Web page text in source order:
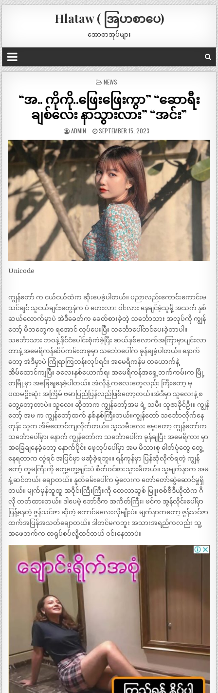
Hlataw ( အြပာစာပေ)
အောစာအုပ်များ
POSTED
NEWS
“အ.. ကိုကို..ဖြေးဖြေးကွာ” “ဆောရီး
ချစ်လေး နာသွားလား” “အင်း”
ADMIN SEPTEMBER 15, 2023
Unicode
ကျွန်တော် က ငယ်ငယ်ထဲက ဆိုးပေခဲ့ပါတယ်။ ပညာလည်းကောင်းကောင်းမ
သင်ချင် သူငယ်ချင်းတွေနဲက ပဲ ဟေးလား ဝါးလား နေချင်ခဲ့သူမို့ အသက် နှစ်
ဆယ်လောက်မှာပဲ အဲဒီခေတ်က ခေတ်စားခဲ့တဲ့ သင်္ဘောသား အလုပ်ကို ကျွန်
တော့် မိဘတွေက ရအောင် လုပ်ပေးပြီး သင်္ဘောပေါ်တင်ပေးခဲ့တာပါ။
သင်္ဘောသား ဘဝနဲ့ နိုင်ငံပေါင်းစုံကဲခဲ့ပြီး ဆယ်နှစ်လောက်အကြာမှာပျင်းလာ
တာနဲ့ အမေရိကန်ဆိပ်ကမ်းတခုမှာ သင်္ဘောပေါ်က ခုန်ချခဲ့ပါတယ်။ နောက်
တော့ အဲဒီမှာပဲ ကြုံရာကြဘန်းလုပ်ရင်း အမေရိကန်မ တယောက်နဲ့
အိမ်ထောင်ကျပြီး ခလေးနှစ်ယောက်ရ၊ အမေရိကန်အရှေ့ဘက်ကမ်းက မြို့
တမြို့မှာ အခြေချနေခဲ့ပါတယ်။ အဲလိုနဲ့ ကလေးတွေလည်း ကြီးတော့ မှ
ပထမဦးဆုံး အကြိမ် ဗမာပြည်ပြန်လည်ဖြစ်တော့တယ်။အဲဒီမှာ သူလေးနဲ့ စ
တွေ့တော့တာပဲ။ သူလေး ဆိုတာက ကျွန်တော့်အမ ရဲ့ သမီး သူဇာခိုင်ဦး။ ကျွန်
တော့် အမ က ကျွန်တော့်ထက် နှစ်နှစ်ကြီးတယ်။ကျွန်တော် သင်္ဘောလိုက်နေ
တုန်း သူက အိမ်ထောင်ကျလိုက်တယ်။ သူသမီးလေး မွေးတော့ ကျွန်တော်က
သင်္ဘောပေါ်မှာ၊ နောက် ကျွန်တော်က သင်္ဘောပေါ်က ခုန်ချပြီး အမေရိကား မှာ
အခြေချနေခဲ့တော့ နောက်ပိုင်း ဖေ့ဘုပ်ပေါ်မှာ အမ မိသားစု ဓါတ်ပုံတွေ တွေ့
နေရတာက လွဲရင် အပြင်မှာ မဆုံခဲ့ရဘူး။ ရန်ကုန်မှာ ပြန်ဆုံလိုက်ရတဲ့ ကျွန်
တော့် တူမကြီးကို တွေ့တွေ့ချင်းပဲ စိတ်ဝင်စားသွားမိတယ်။ သူမျက်နှာက အမ
နဲ့ ဆင်တယ်၊ ချောတယ်။ နူတ်ခမ်းပေါ်က မှဲ့လေးက တော်တော်ဆွဲဆောင်မှုရှိ
တယ်။ မျက်မှန်ထူထူ အဝိုင်းကြီးကြီးကို တေလာဆွစ် မြူးဇစ်ဗီဒီယိုထဲက ဂိ
လို တတ်ထားတယ်။ ဒါပေမဲ့ ဘော်ဒီက အကိတ်ကြီး၊ ဖင်က အွန်လိုင်းပေါ်မှာ
ပြန့်နေတဲ့ ဇွန်သင်ဇာ ဆိုတဲ့ ကောင်မလေးလိုမျိုးပဲ။ မျက်နှာကတော့ ဇွန်သင်ဇာ
ထက်အပြန်အသတ်ချောတယ်။ ဒါတင်မကဘူး အသားအရည်ကလည်း သူ့
အဖေဘက်က တရုပ်စပ်လို့ထင်တယ် ဝင်းနေတာပဲ။